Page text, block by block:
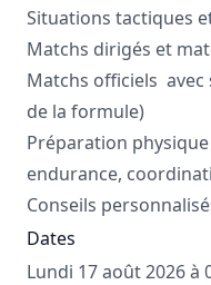
Situations tactiques
Matchs dirigés et
Matchs officiels avec
de la formule)
Préparation
endurance,
Conseils
Dates
Lundi 17 août 2026 à